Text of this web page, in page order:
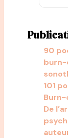
90
burn-
101
Burn-
De